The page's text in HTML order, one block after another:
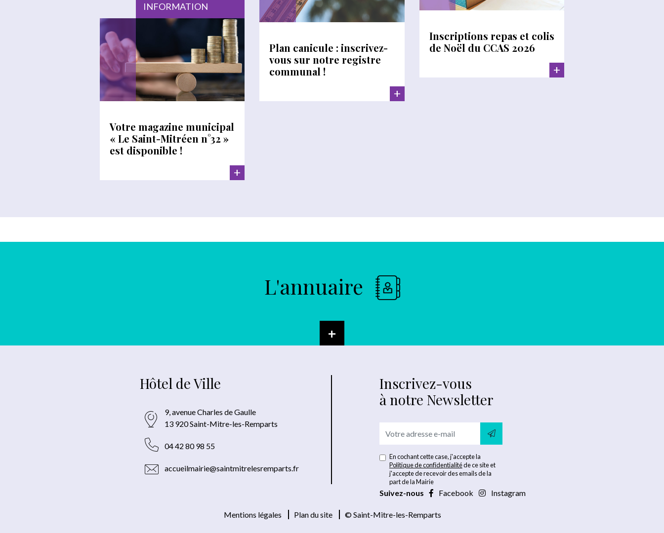
Inscriptions repas et colis
de Noël du CCAS 2026
+
Plan canicule : inscrivez-
vous sur notre registre
communal !
+
INFORMATION
Votre magazine municipal
« Le Saint-Mitréen n°32 »
est disponible !
+
L'annuaire
+
Hôtel de Ville
9, avenue Charles de Gaulle
13 920 Saint-Mitre-les-Remparts
04 42 80 98 55
accueilmairie@saintmitrelesremparts.fr
Inscrivez-vous
à notre Newsletter
En cochant cette case, j'accepte la
Politique de confidentialitéde ce site et
j'accepte de recevoir des emails de la
part de la Mairie
Suivez-nous Facebook Instagram
Mentions légales Plan du site © Saint-Mitre-les-Remparts